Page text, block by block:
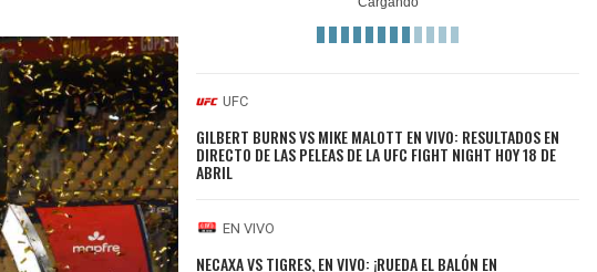
UFC
GILBERT BURNS VS MIKE MALOTT EN VIVO: RESULTADOS EN
DIRECTO DE LAS PELEAS DE LA UFC FIGHT NIGHT HOY 18 DE
ABRIL
EN VIVO
NECAXA VS TIGRES, EN VIVO: ¡RUEDA EL BALÓN EN